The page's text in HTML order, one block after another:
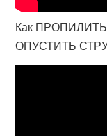
Как
ОПУСТИТЬ